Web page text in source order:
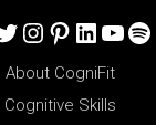
Instagram
Pinterest
LinkedIn
About CogniFit
Cognitive Skills